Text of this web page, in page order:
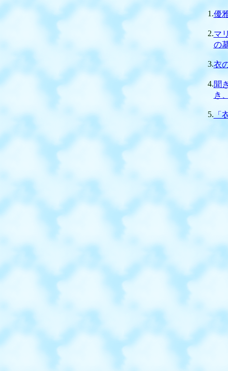
1.優
2.マ
の
3.衣
4.聞
き
5. 「